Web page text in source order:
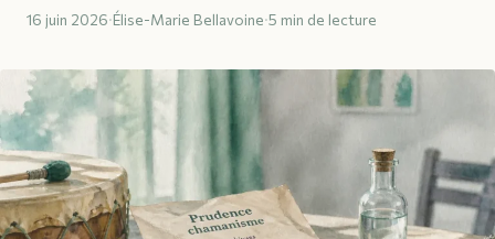
16 juin 2026·Élise-Marie Bellavoine·5 min de lecture